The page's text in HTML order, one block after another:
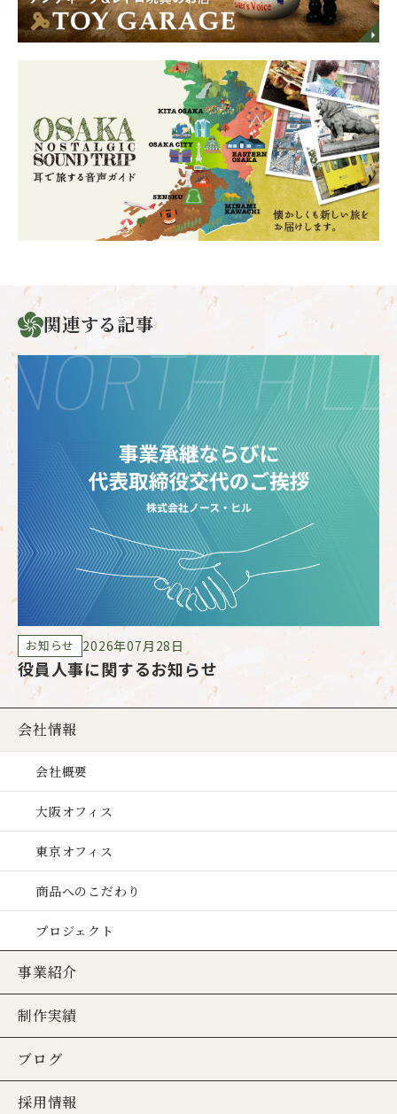
関連する記事
お知らせ 2026年07月28日
役員人事に関するお知らせ
会社情報
会社概要
大阪オフィス
東京オフィス
商品へのこだわり
プロジェクト
事業紹介
制作実績
ブログ
採用情報